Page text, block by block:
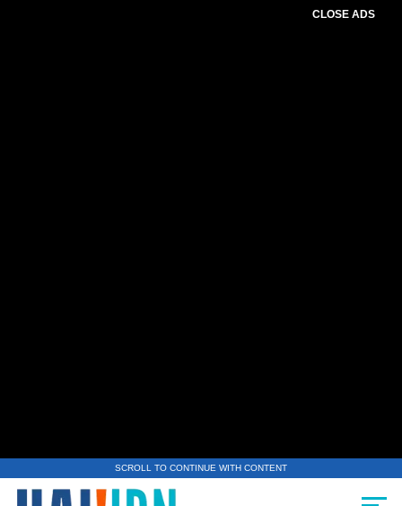
CLOSE ADS
SCROLL TO CONTINUE WITH CONTENT